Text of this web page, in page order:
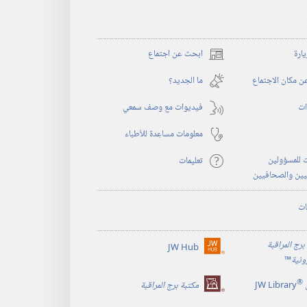
ابحث عن اجتماع (يفتح
نافذة
جديدة)
مكان الاجتماع
ما الجديد؟‏
فيديوات مع وصف سمعي
معلومات مساعِدة للأطباء
للمسؤولين
والصحافيين
تعليمات
المراقبة
™
JW Hub (يفتح
جديدة)
®
JW Library مكتبة برج المراقبة